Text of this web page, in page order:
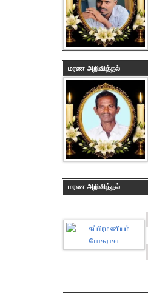
மரண அறிவித்தல்
மரண அறிவித்தல்